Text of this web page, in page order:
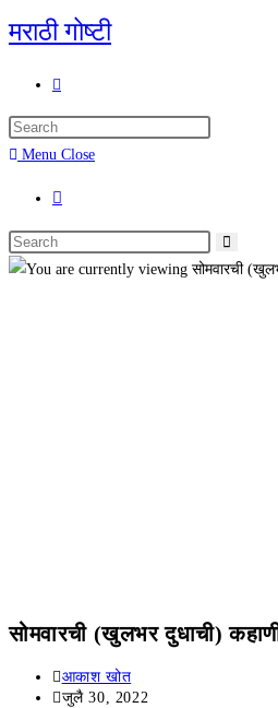
मराठी गोष्टी
Menu Close
सोमवारची (खुलभर दुधाची)
आकाश खोत
जुलै 30, 2022